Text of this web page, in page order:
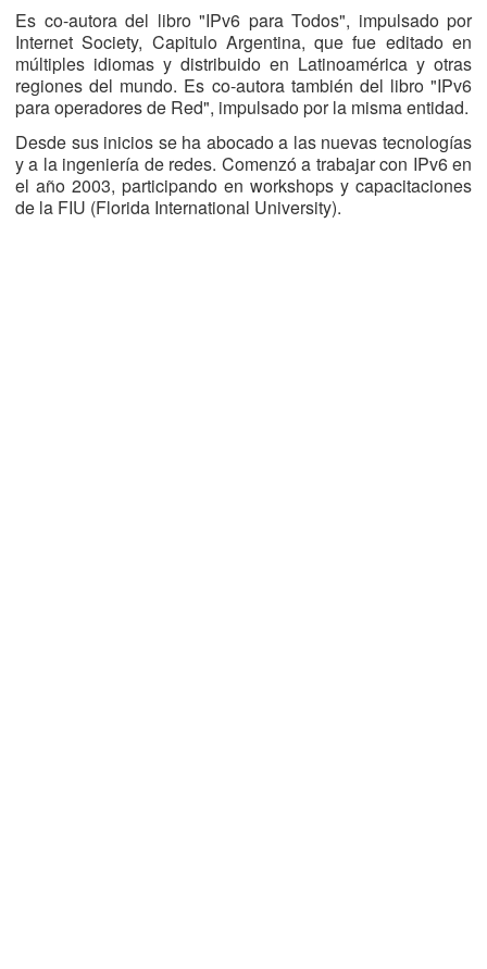
Es co-autora del libro "IPv6 para Todos", impulsado por
Internet Society, Capitulo Argentina, que fue editado en
múltiples idiomas y distribuido en Latinoamérica y otras
regiones del mundo. Es co-autora también del libro "IPv6
para operadores de Red", impulsado por la misma entidad.
Desde sus inicios se ha abocado a las nuevas tecnologías
y a la ingeniería de redes. Comenzó a trabajar con IPv6 en
el año 2003, participando en workshops y capacitaciones
de la FIU (Florida International University).